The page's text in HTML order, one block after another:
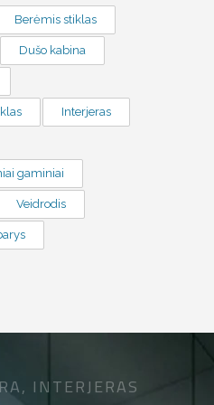
Berėmis stiklas
Dušo kabina
Interjeras
gaminiai
Veidrodis
INTERJERAS